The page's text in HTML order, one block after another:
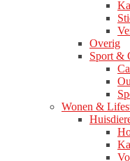
Overig
Sport &
Wonen &